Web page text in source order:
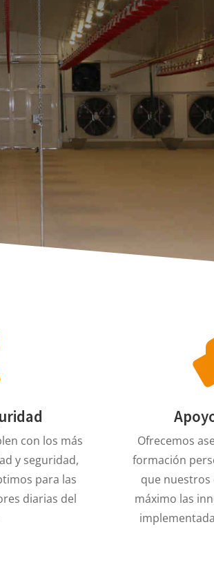
con los más
y seguridad,
para las
diarias del
Ofrecemos
formación
que nuestros
máximo las